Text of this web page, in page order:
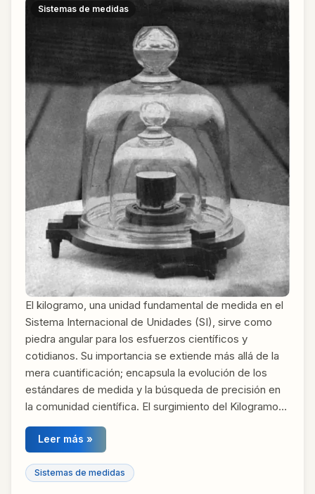
Sistemas de medidas
El kilogramo, una unidad fundamental de medida en el
Sistema Internacional de Unidades (SI), sirve como
piedra angular para los esfuerzos científicos y
cotidianos. Su importancia se extiende más allá de la
mera cuantificación; encapsula la evolución de los
estándares de medida y la búsqueda de precisión en
la comunidad científica. El surgimiento del Kilogramo…
Leer más »
Sistemas de medidas